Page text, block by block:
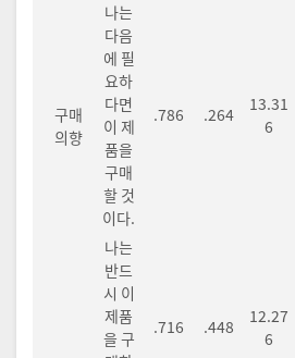
구매
의향
나는
다음
에 필
요하
다면
이 제
품을
구매
할 것
이다.
.786 .264
13.31
6
나는
반드
시 이
제품
을 구
.716 .448
12.27
6